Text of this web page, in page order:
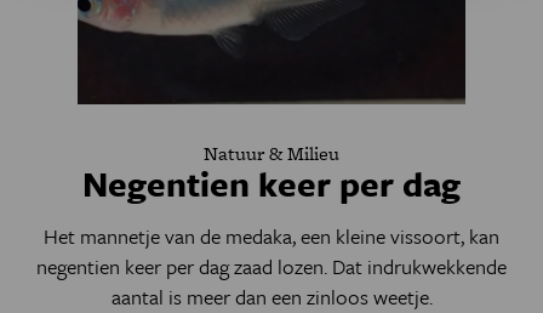
Natuur & Milieu
Negentien keer per dag
Het mannetje van de medaka, een kleine vissoort, kan
negentien keer per dag zaad lozen. Dat indrukwekkende
aantal is meer dan een zinloos weetje.